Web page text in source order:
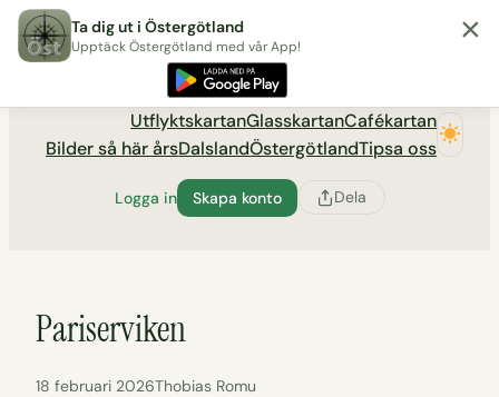
Hoppa
till
Utflyktsportalen tadigut.nu
UtflyktskartanGlasskartanCafékartan
Bilder så här årsDalslandÖstergötlandTipsa oss
Logga in Skapa konto Dela
Pariserviken
18 februari 2026Thobias Romu
Ta dig ut i Östergötland
Upptäck Östergötland med vår App! ×